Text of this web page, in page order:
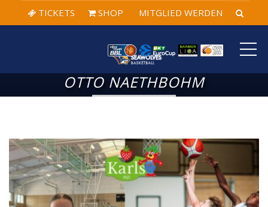
TICKETS SHOP MITGLIED WERDEN
OTTO NAETHBOHM